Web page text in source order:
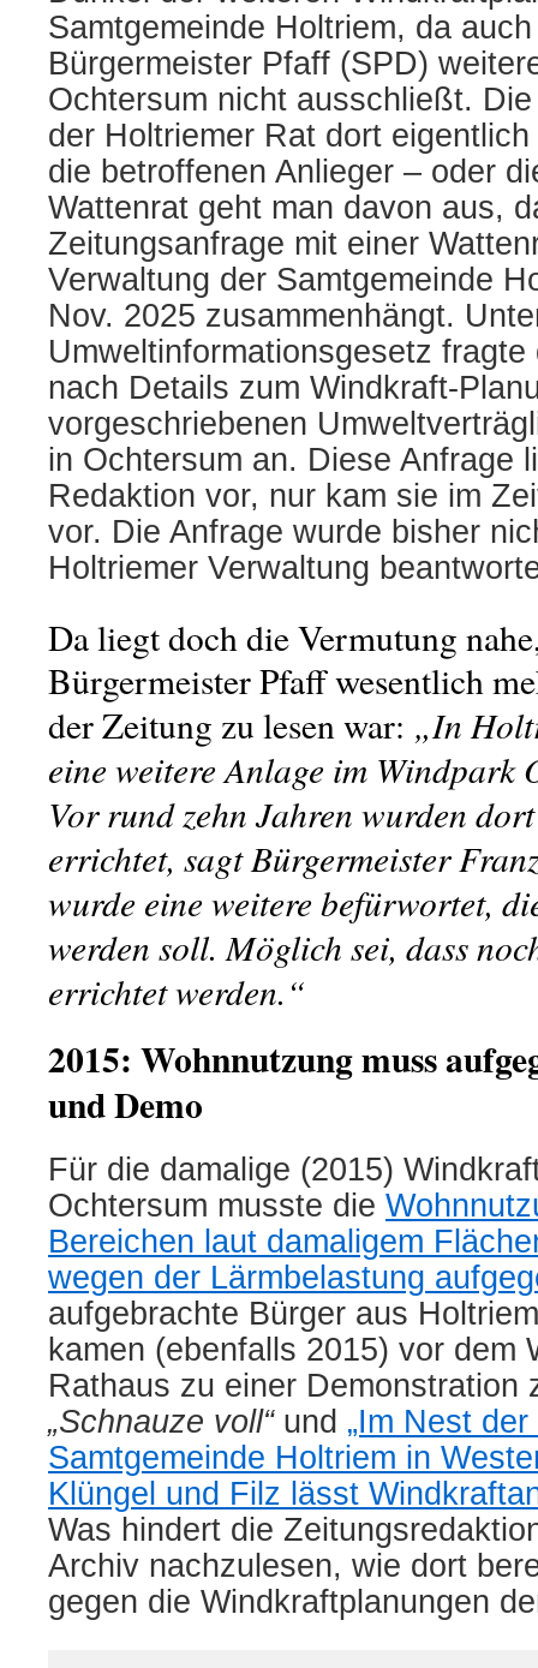
Samtgemeinde Holtriem, da
Bürgermeister Pfaff (SPD)
Ochtersum nicht ausschließt.
der Holtriemer Rat dort
die betroffenen Anlieger – oder
Wattenrat geht man davon aus,
Zeitungsanfrage mit einer
Verwaltung der Samtgemeinde
Nov. 2025 zusammenhängt.
Umweltinformationsgesetz
nach Details zum Windkraft-
vorgeschriebenen
in Ochtersum an. Diese Anfrage
Redaktion vor, nur kam sie im
vor. Die Anfrage wurde bisher
Holtriemer Verwaltung
Da liegt doch die Vermutung
Bürgermeister Pfaff wesentlich
der Zeitung zu lesen war: „In
eine weitere Anlage im Windpark
Vor rund zehn Jahren wurden
errichtet, sagt Bürgermeister
wurde eine weitere befürwortet,
werden soll. Möglich sei, dass
errichtet werden.“
2015: Wohnnutzung muss
und Demo
Für die damalige (2015)
Ochtersum musste die
Bereichen laut damaligem
wegen der Lärmbelastung
aufgebrachte Bürger aus
kamen (ebenfalls 2015) vor dem
Rathaus zu einer Demonstration
„Schnauze voll“und „Im Nest
Samtgemeinde Holtriem in
Klüngel und Filz lässt
Was hindert die
Archiv nachzulesen, wie dort
gegen die Windkraftplanungen